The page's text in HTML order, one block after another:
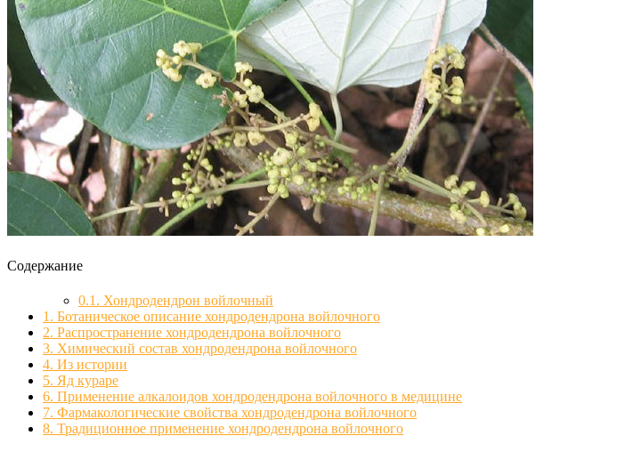
Содержание
0.1. Хондродендрон войлочный
1. Ботаническое описание хондродендрона войлочного
2. Распространение хондродендрона войлочного
3. Химический состав хондродендрона войлочного
4. Из истории
5. Яд кураре
6. Применение алкалоидов хондродендрона войлочного в медицине
7. Фармакологические свойства хондродендрона войлочного
8. Традиционное применение хондродендрона войлочного